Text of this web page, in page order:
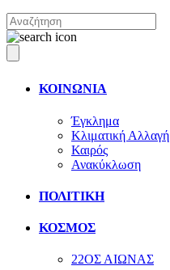
ΚΟΙΝΩΝΙΑ
Έγκλημα
Κλιματική Αλλαγή
Καιρός
Ανακύκλωση
ΠΟΛΙΤΙΚΗ
ΚΟΣΜΟΣ
22ΟΣ ΑΙΩΝΑΣ